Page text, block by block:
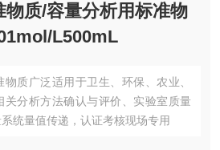
物质/容量分析用标准物
L500mL
物质广泛适用于卫生、环保、农业、
关分析方法确认与评价、实验室质量
统量值传递，认证考核现场专用